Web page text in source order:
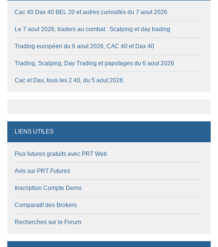
Cac 40 Dax 40 BEL 20 et autres curiosités du 7 aout 2026
Le 7 aout 2026, traders au combat : Scalping et day trading
Trading européen du 6 aout 2026, CAC 40 et Dax 40
Trading, Scalping, Day Trading et papotages du 6 aout 2026
Cac et Dax, tous les 2 40, du 5 aout 2026
LIENS UTILES
Flux futures gratuits avec PRT Web
Avis sur PRT Futures
Inscription Compte Demo
Comparatif des Brokers
Recherches sur le Forum